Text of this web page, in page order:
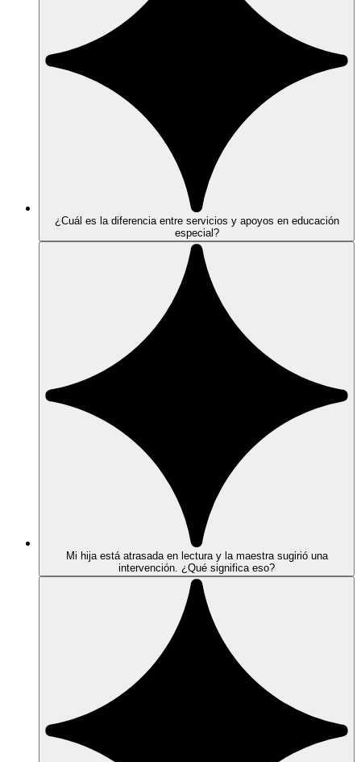
¿Cuál es la diferencia entre servicios y apoyos en educación
especial?
Mi hija está atrasada en lectura y la maestra sugirió una
intervención. ¿Qué significa eso?